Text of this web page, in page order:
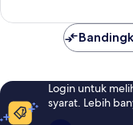
Login untuk
syarat. Lebih